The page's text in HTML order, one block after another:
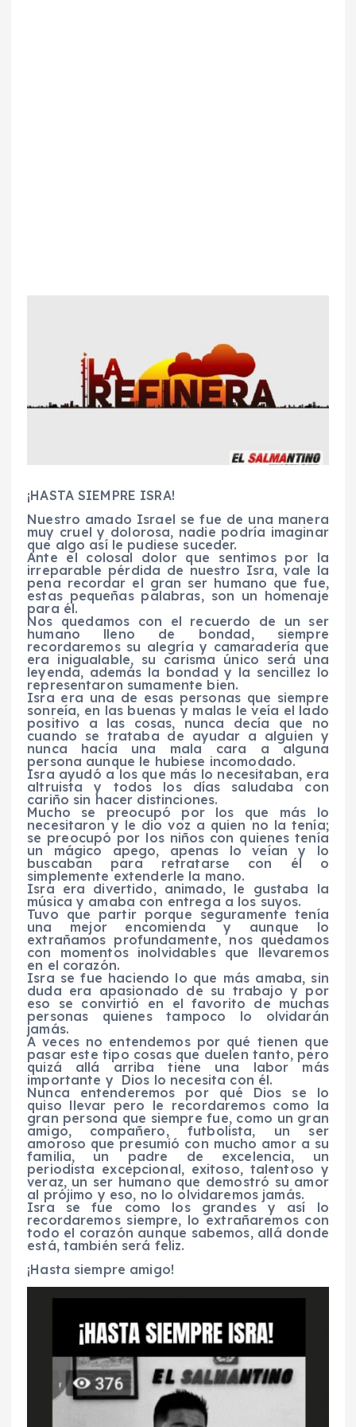
¡HASTA SIEMPRE ISRA!
Nuestro amado Israel se fue de una manera
muy cruel y dolorosa, nadie podría imaginar
que algo así le pudiese suceder.
Ante el colosal dolor que sentimos por la
irreparable pérdida de nuestro Isra, vale la
pena recordar el gran ser humano que fue,
estas pequeñas palabras, son un homenaje
para él.
Nos quedamos con el recuerdo de un ser
humano lleno de bondad, siempre
recordaremos su alegría y camaradería que
era inigualable, su carisma único será una
leyenda, además la bondad y la sencillez lo
representaron sumamente bien.
Isra era una de esas personas que siempre
sonreía, en las buenas y malas le veía el lado
positivo a las cosas, nunca decía que no
cuando se trataba de ayudar a alguien y
nunca hacía una mala cara a alguna
persona aunque le hubiese incomodado.
Isra ayudó a los que más lo necesitaban, era
altruista y todos los días saludaba con
cariño sin hacer distinciones.
Mucho se preocupó por los que más lo
necesitaron y le dio voz a quien no la tenía;
se preocupó por los niños con quienes tenía
un mágico apego, apenas lo veían y lo
buscaban para retratarse con él o
simplemente extenderle la mano.
Isra era divertido, animado, le gustaba la
música y amaba con entrega a los suyos.
Tuvo que partir porque seguramente tenía
una mejor encomienda y aunque lo
extrañamos profundamente, nos quedamos
con momentos inolvidables que llevaremos
en el corazón.
Isra se fue haciendo lo que más amaba, sin
duda era apasionado de su trabajo y por
eso se convirtió en el favorito de muchas
personas quienes tampoco lo olvidarán
jamás.
A veces no entendemos por qué tienen que
pasar este tipo cosas que duelen tanto, pero
quizá allá arriba tiene una labor más
importante y Dios lo necesita con él.
Nunca entenderemos por qué Dios se lo
quiso llevar pero le recordaremos como la
gran persona que siempre fue, como un gran
amigo, compañero, futbolista, un ser
amoroso que presumió con mucho amor a su
familia, un padre de excelencia, un
periodista excepcional, exitoso, talentoso y
veraz, un ser humano que demostró su amor
al prójimo y eso, no lo olvidaremos jamás.
Isra se fue como los grandes y así lo
recordaremos siempre, lo extrañaremos con
todo el corazón aunque sabemos, allá donde
está, también será feliz.
¡Hasta siempre amigo!